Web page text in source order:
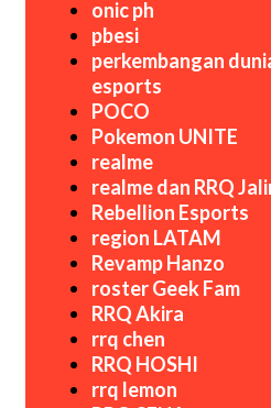
onic ph
pbesi
perkembangan
esports
POCO
Pokemon UNITE
realme
realme dan RRQ
Rebellion Esports
region LATAM
Revamp Hanzo
roster Geek Fam
RRQ Akira
rrq chen
RRQ HOSHI
rrq lemon